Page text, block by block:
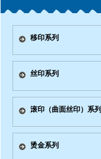
移印系列
丝印系列
滚印（曲面丝印）系列
烫金系列